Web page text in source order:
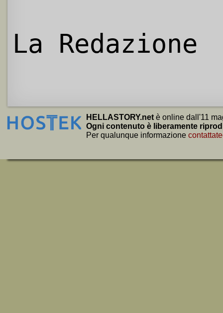
La Redazione
HELLASTORY.net è online dall'11
Ogni contenuto è liberamente
Per qualunque informazione